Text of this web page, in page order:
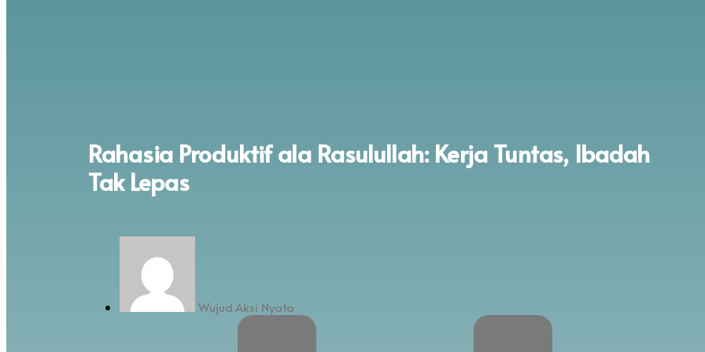
Rahasia Produktif ala Rasulullah: Kerja Tuntas, Ibadah
Tak Lepas
Wujud Aksi Nyata